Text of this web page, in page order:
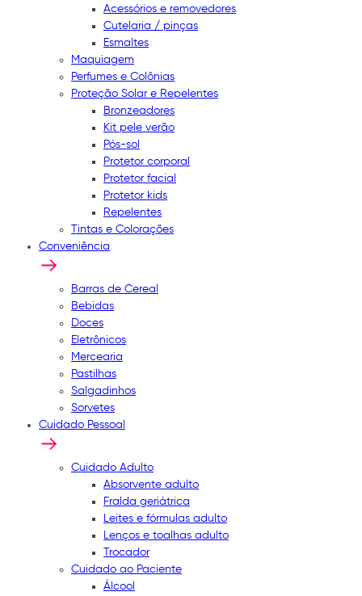
Acessórios e removedores
Cutelaria / pinças
Esmaltes
Maquiagem
Perfumes e Colônias
Proteção Solar e Repelentes
Bronzeadores
Kit pele verão
Pós-sol
Protetor corporal
Protetor facial
Protetor kids
Repelentes
Tintas e Colorações
Conveniência
Barras de Cereal
Bebidas
Doces
Eletrônicos
Mercearia
Pastilhas
Salgadinhos
Sorvetes
Cuidado Pessoal
Cuidado Adulto
Absorvente adulto
Fralda geriátrica
Leites e fórmulas adulto
Lenços e toalhas adulto
Trocador
Cuidado ao Paciente
Álcool